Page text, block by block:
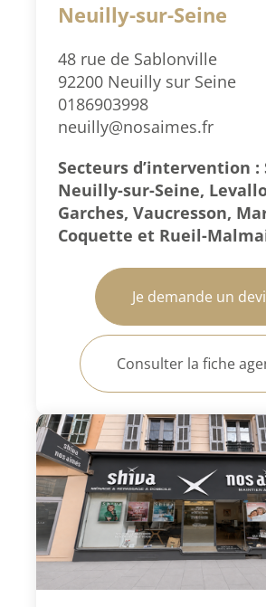
Neuilly-sur-Seine
48 rue de Sablonville
92200 Neuilly sur Seine
0186903998
neuilly@nosaimes.fr
Secteurs d’intervention :
Neuilly-sur-Seine,
Garches, Vaucresson,
Coquette et Rueil-
Je demande un
Consulter la fiche